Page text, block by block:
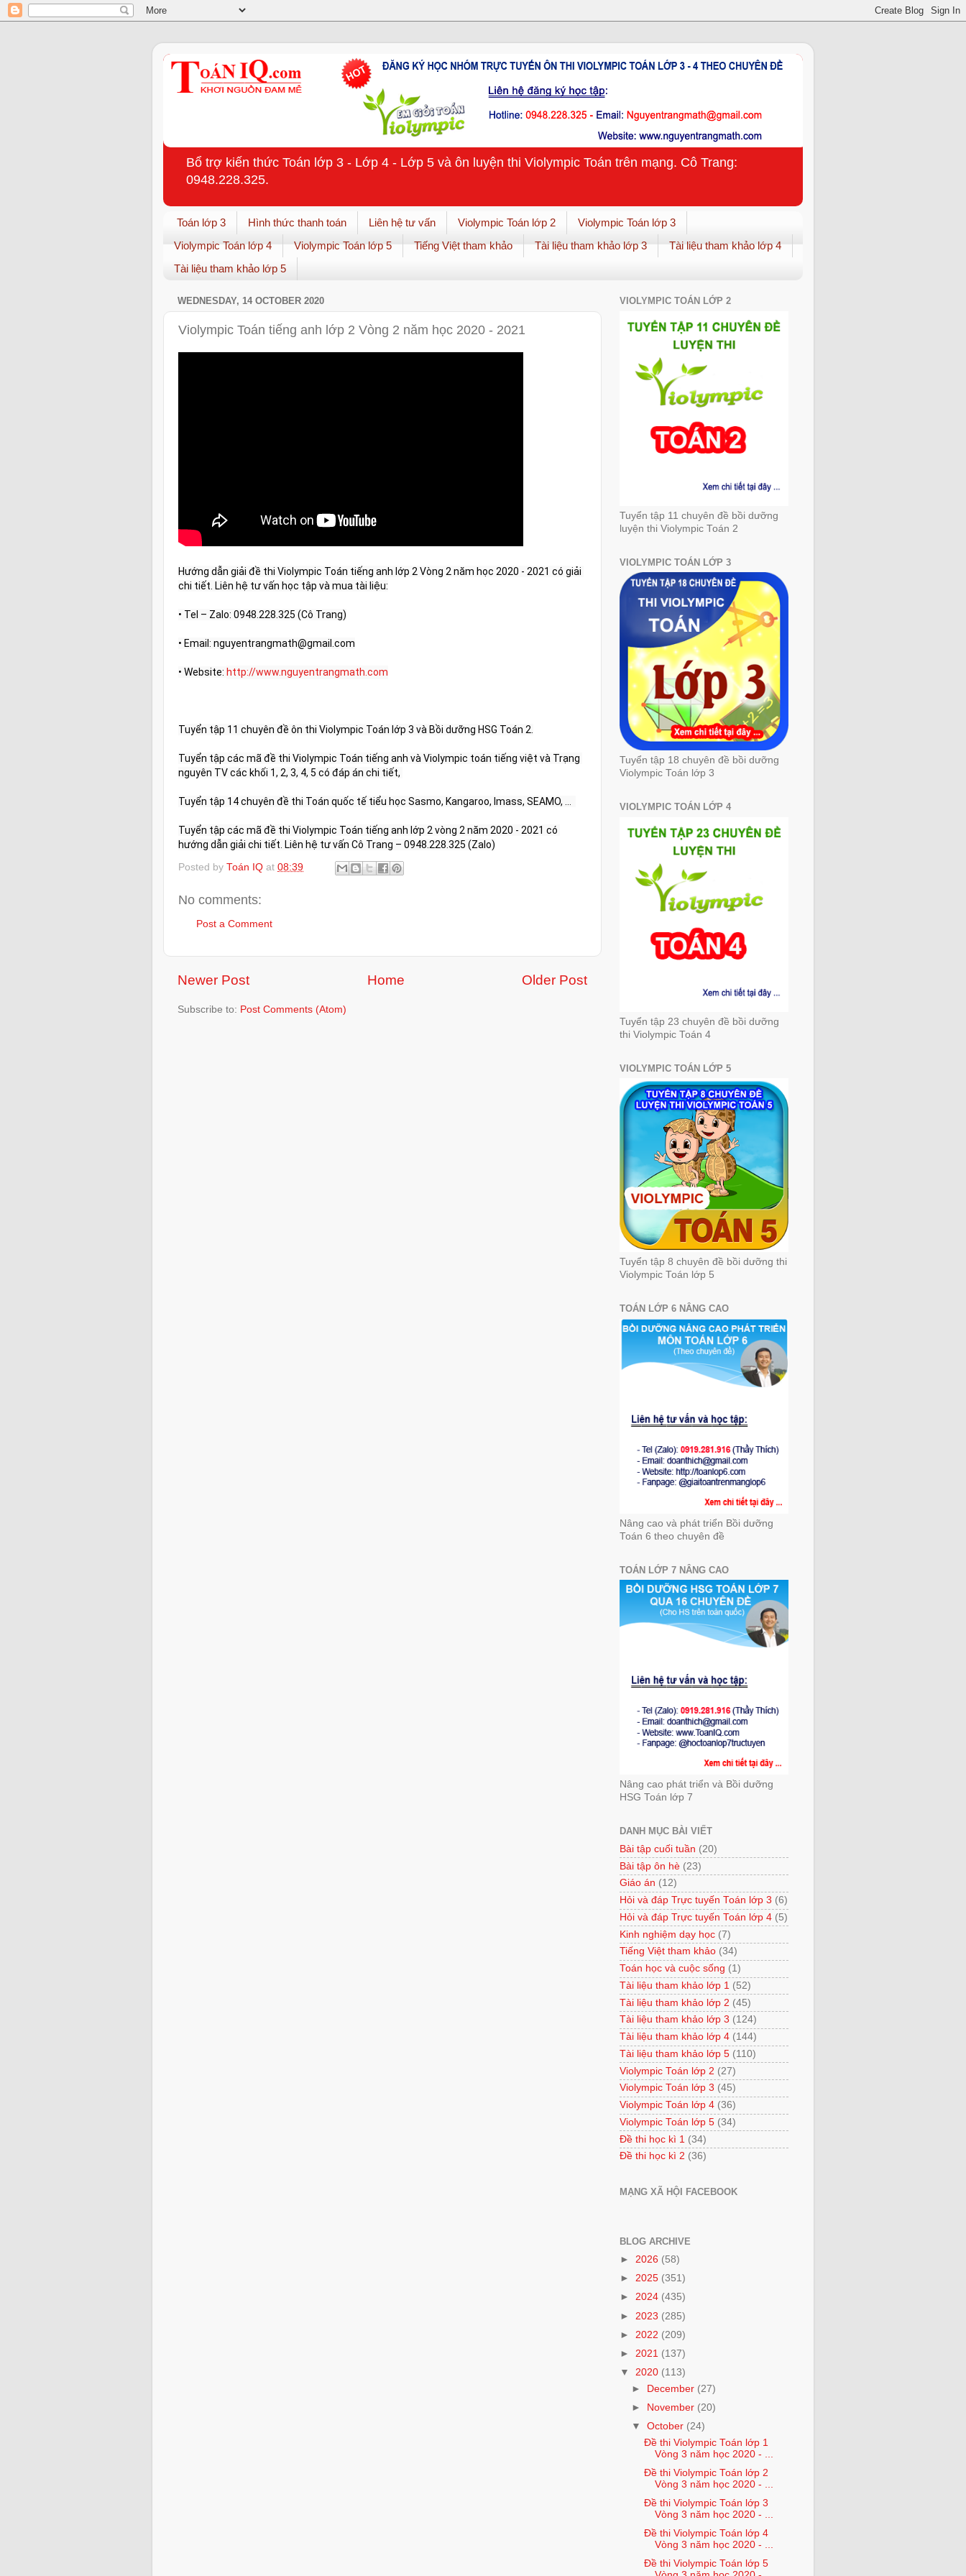
Bổ trợ kiến thức Toán lớp 3 - Lớp 4 - Lớp 5 và ôn luyện thi Violympic Toán trên mạng. Cô Trang:
0948.228.325.
Toán lớp 3 Hình thức thanh toán Liên hệ tư vấn Violympic Toán lớp 2
Violympic Toán lớp 3
Violympic Toán lớp 4
Violympic Toán lớp 5 Tiếng Việt tham khảo Tài liệu tham khảo lớp 3
Tài liệu tham khảo lớp 4
Tài liệu tham khảo lớp 5
WEDNESDAY, 14 OCTOBER 2020
Violympic Toán tiếng anh lớp 2 Vòng 2 năm học 2020 - 2021
Hướng dẫn giải đề thi Violympic Toán tiếng anh lớp 2 Vòng 2 năm học 2020 - 2021 có giải
chi tiết. Liên hệ tư vấn học tập và mua tài liệu:
• Tel – Zalo: 0948.228.325 (Cô Trang)
• Email: nguyentrangmath@gmail.com
• Website: http://www.nguyentrangmath.com
Tuyển tập 11 chuyên đề ôn thi Violympic Toán lớp 3 và Bồi dưỡng HSG Toán 2.
Tuyển tập các mã đề thi Violympic Toán tiếng anh và Violympic toán tiếng việt và Trạng
nguyên TV các khối 1, 2, 3, 4, 5 có đáp án chi tiết,
Tuyển tập 14 chuyên đề thi Toán quốc tế tiểu học Sasmo, Kangaroo, Imass, SEAMO, …
Tuyển tập các mã đề thi Violympic Toán tiếng anh lớp 2 vòng 2 năm 2020 - 2021 có
hướng dẫn giải chi tiết. Liên hệ tư vấn Cô Trang – 0948.228.325 (Zalo)
Posted by Toán IQ at 08:39
No comments:
Post a Comment
Newer Post Older Post
Home
Subscribe to: Post Comments (Atom)
VIOLYMPIC TOÁN LỚP 2
Tuyển tập 11 chuyên đề bồi dưỡng
luyện thi Violympic Toán 2
VIOLYMPIC TOÁN LỚP 3
Tuyển tập 18 chuyên đề bồi dưỡng
Violympic Toán lớp 3
VIOLYMPIC TOÁN LỚP 4
Tuyển tập 23 chuyên đề bồi dưỡng
thi Violympic Toán 4
VIOLYMPIC TOÁN LỚP 5
Tuyển tập 8 chuyên đề bồi dưỡng thi
Violympic Toán lớp 5
TOÁN LỚP 6 NÂNG CAO
Nâng cao và phát triển Bồi dưỡng
Toán 6 theo chuyên đề
TOÁN LỚP 7 NÂNG CAO
Nâng cao phát triển và Bồi dưỡng
HSG Toán lớp 7
DANH MỤC BÀI VIẾT
Bài tập cuối tuần (20)
Bài tập ôn hè (23)
Giáo án (12)
Hỏi và đáp Trực tuyến Toán lớp 3 (6)
Hỏi và đáp Trực tuyến Toán lớp 4 (5)
Kinh nghiệm dạy học (7)
Tiếng Việt tham khảo (34)
Toán học và cuộc sống (1)
Tài liệu tham khảo lớp 1 (52)
Tài liệu tham khảo lớp 2 (45)
Tài liệu tham khảo lớp 3 (124)
Tài liệu tham khảo lớp 4 (144)
Tài liệu tham khảo lớp 5 (110)
Violympic Toán lớp 2 (27)
Violympic Toán lớp 3 (45)
Violympic Toán lớp 4 (36)
Violympic Toán lớp 5 (34)
Đề thi học kì 1 (34)
Đề thi học kì 2 (36)
MẠNG XÃ HỘI FACEBOOK
BLOG ARCHIVE
► 2026 (58)
► 2025 (351)
► 2024 (435)
► 2023 (285)
► 2022 (209)
► 2021 (137)
▼ 2020 (113)
► December (27)
►
November (20)
▼October (24)
Đề thi Violympic Toán lớp 1
Vòng 3 năm học 2020 - ...
Đề thi Violympic Toán lớp 2
Vòng 3 năm học 2020 - ...
Đề thi Violympic Toán lớp 3
Vòng 3 năm học 2020 - ...
Đề thi Violympic Toán lớp 4
Vòng 3 năm học 2020 - ...
Đề thi Violympic Toán lớp 5